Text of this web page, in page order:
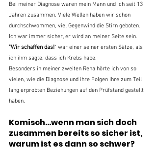
Bei meiner Diagnose waren mein Mann und ich seit 13
Jahren zusammen. Viele Wellen haben wir schon
durchschwommen, viel Gegenwind die Stirn geboten.
Ich war immer sicher, er wird an meiner Seite sein.
"Wir schaffen das!" war einer seiner ersten Sätze, als
ich ihm sagte, dass ich Krebs habe.
Besonders in meiner zweiten Reha hörte ich von so
vielen, wie die Diagnose und ihre Folgen ihre zum Teil
lang erprobten Beziehungen auf den Prüfstand gestellt
haben.
Komisch...wenn man sich doch
zusammen bereits so sicher ist,
warum ist es dann so schwer?